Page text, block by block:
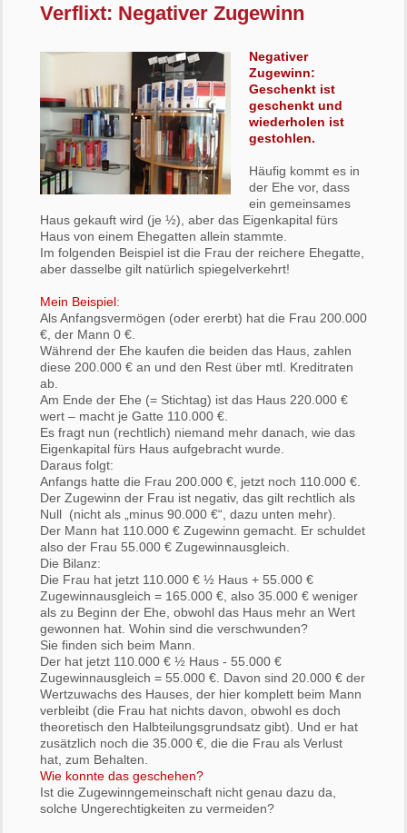
Verflixt: Negativer Zugewinn
Negativer
Zugewinn:
Geschenkt ist
geschenkt und
wiederholen ist
gestohlen.
Häufig kommt es in
der Ehe vor, dass
ein gemeinsames
Haus gekauft wird (je ½), aber das Eigenkapital fürs
Haus von einem Ehegatten allein stammte.
Im folgenden Beispiel ist die Frau der reichere Ehegatte,
aber dasselbe gilt natürlich spiegelverkehrt!
Mein Beispiel:
Als Anfangsvermögen (oder ererbt) hat die Frau 200.000
€, der Mann 0 €.
Während der Ehe kaufen die beiden das Haus, zahlen
diese 200.000 € an und den Rest über mtl. Kreditraten
ab.
Am Ende der Ehe (= Stichtag) ist das Haus 220.000 €
wert – macht je Gatte 110.000 €.
Es fragt nun (rechtlich) niemand mehr danach, wie das
Eigenkapital fürs Haus aufgebracht wurde.
Daraus folgt:
Anfangs hatte die Frau 200.000 €, jetzt noch 110.000 €.
Der Zugewinn der Frau ist negativ, das gilt rechtlich als
Null (nicht als „minus 90.000 €“, dazu unten mehr).
Der Mann hat 110.000 € Zugewinn gemacht. Er schuldet
also der Frau 55.000 € Zugewinnausgleich.
Die Bilanz:
Die Frau hat jetzt 110.000 € ½ Haus + 55.000 €
Zugewinnausgleich = 165.000 €, also 35.000 € weniger
als zu Beginn der Ehe, obwohl das Haus mehr an Wert
gewonnen hat. Wohin sind die verschwunden?
Sie finden sich beim Mann.
Der hat jetzt 110.000 € ½ Haus - 55.000 €
Zugewinnausgleich = 55.000 €. Davon sind 20.000 € der
Wertzuwachs des Hauses, der hier komplett beim Mann
verbleibt (die Frau hat nichts davon, obwohl es doch
theoretisch den Halbteilungsgrundsatz gibt). Und er hat
zusätzlich noch die 35.000 €, die die Frau als Verlust
hat, zum Behalten.
Wie konnte das geschehen?
Ist die Zugewinngemeinschaft nicht genau dazu da,
solche Ungerechtigkeiten zu vermeiden?